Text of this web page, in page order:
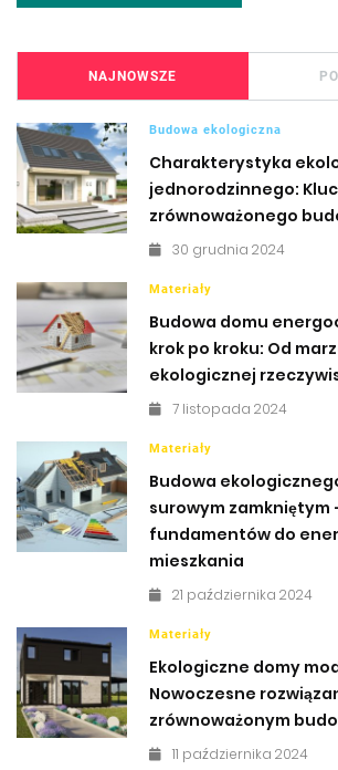
NAJNOWSZE
Budowa ekologiczna
Charakterystyka
jednorodzinnego:
zrównoważonego
30 grudnia 2024
Materiały
Budowa domu
krok po kroku: Od
ekologicznej
7 listopada 2024
Materiały
Budowa
surowym zamkniętym
fundamentów do
mieszkania
21 października 2024
Materiały
Ekologiczne domy
Nowoczesne
zrównoważonym
11 października 2024